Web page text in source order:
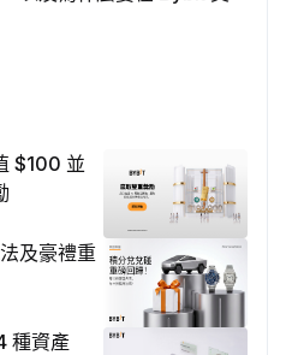
$100 並
及豪禮重
種資產